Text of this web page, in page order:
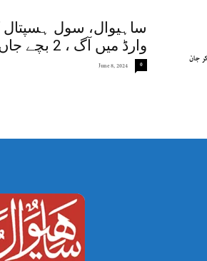
ساہیوال، سول
وارڈ میں آگ ، 2 بچے جاں بحق
June 8, 2024 0
جان